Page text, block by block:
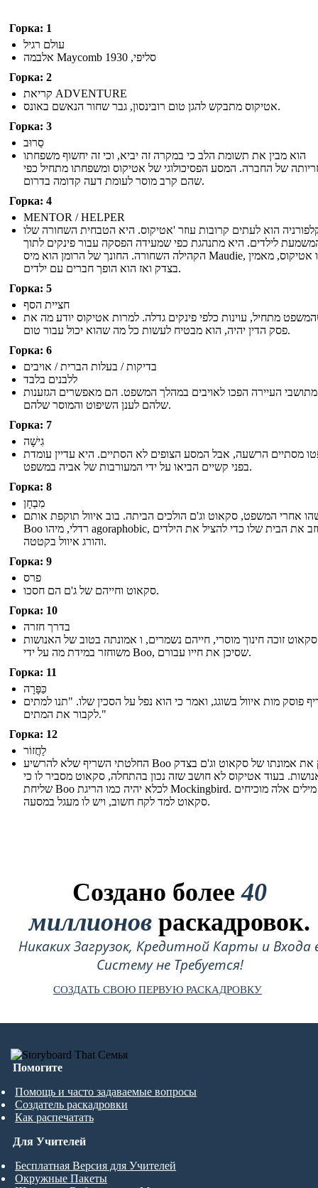
Горка: 1
עולם רגיל
אלבמה Maycomb סליפי, 1930
Горка: 2
קריאת ADVENTURE
אטיקוס מתבקש להגן טום רובינסון, גבר שחור הנאשם באונס.
Горка: 3
סֵרוּב
הוא מבין את תשומת הלב כי במקרה זה יביא, וכי זה יחשוף משפחתו
של החברה. המסע הפסיכולוגי של אטיקוס ומשפחתו מתחיל כפי
שהם קרב מוסר לעומת דעה קדומה בדרום.
Горка: 4
MENTOR / HELPER
הוא לעתים קרובות עוזר 'אטיקוס. היא הטבחית השחורה שלו
לילדים. היא מתנהגת כפי שמעידה הפסקה עבור פינקים לתוך
הקהילה השחורה. החונך של הרומן הוא מיס Maudie, שכמו אטיקוס, מאמין
בצדק ואז הוא הופך חברים עם ילדים.
Горка: 5
חציית הסף
מתחיל, עוינות כלפי פינקים גדלה. למרות אטיקוס יודע מה את
פסק הדין יהיה, הוא מבטיח לעשות כל מה שהוא יכול עבור טום.
Горка: 6
בדיקות / בעלות הברית / אויבים
ללבנים בלבד
העיירה הפכו לאויבים במהלך המשפט. הם מאפשרים הגזענות
שלהם לענן השיפוט והמוסר שלהם.
Горка: 7
גִישָׁה
מסתיים הרשעה, אבל המסע הצופים לא הסתיים. היא עדיין עומדת
בפני קשיים הביאו על ידי המעורבות של אביה במשפט.
Горка: 8
מִבְחָן
אחרי המשפט, סקאוט וג'ם הולכים הביתה. בוב איוול תוקפת אותם.
Boo רדלי, מיהו agoraphobic, עוזב את הבית שלו כדי להציל את הילדים
והורג איוול בקטטה.
Горка: 9
פרס
סקאוט וחייהם של ג'ם הם חסכו.
Горка: 10
בדרך חזרה
סקאוט זוכה חינוך מוסרי, חייהם נשמרים, ו אמונתה בטוב של האנושות
משוחזר במידת מה על ידי Boo, שסיכן את חייו עבורם.
Горка: 11
כַּפָּרָה
פוסק מות איוול בשוגג, ואמר כי הוא נפל על הסכין שלו. "תנו למתים
לקבור את המתים."
Горка: 12
לַחֲזוֹר
החלטתי השריף שלא להרשיע Boo מחזק את אמונתו של סקאוט וג'ם בצדק
בעוד אטיקוס לא חושב שזה נכון בהתחלה, סקאוט מסביר לו כי
שליחת Boo לכלא יהיה כמו הריגת Mockingbird. מילים אלה מוכיחים
סקאוט למד לקח חשוב, ויש לו מעגל במסעה.
Создано более40
миллионов раскадровок.
Никаких Загрузок, Кредитной Карты и Входа
Систему не Требуется!
СОЗДАТЬ СВОЮ ПЕРВУЮ РАСКАДРОВКУ
Помогите
Помощь и часто задаваемые вопросы
Создатель раскадровки
Как распечатать
Для Учителей
Бесплатная Версия для Учителей
Окружные Пакеты